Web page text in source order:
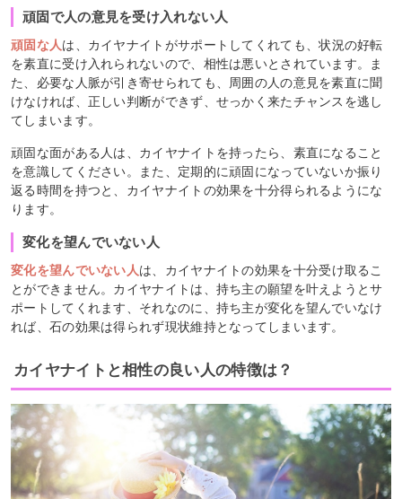
頑固で人の意見を受け入れない人
頑固な人は、カイヤナイトがサポートしてくれても、状況の好転
を素直に受け入れられないので、相性は悪いとされています。ま
た、必要な人脈が引き寄せられても、周囲の人の意見を素直に聞
けなければ、正しい判断ができず、せっかく来たチャンスを逃し
てしまいます。
頑固な面がある人は、カイヤナイトを持ったら、素直になること
を意識してください。また、定期的に頑固になっていないか振り
返る時間を持つと、カイヤナイトの効果を十分得られるようにな
ります。
変化を望んでいない人
変化を望んでいない人は、カイヤナイトの効果を十分受け取るこ
とができません。カイヤナイトは、持ち主の願望を叶えようとサ
ポートしてくれます、それなのに、持ち主が変化を望んでいなけ
れば、石の効果は得られず現状維持となってしまいます。
カイヤナイトと相性の良い人の特徴は？